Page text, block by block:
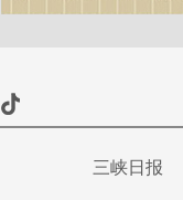
三峡日报